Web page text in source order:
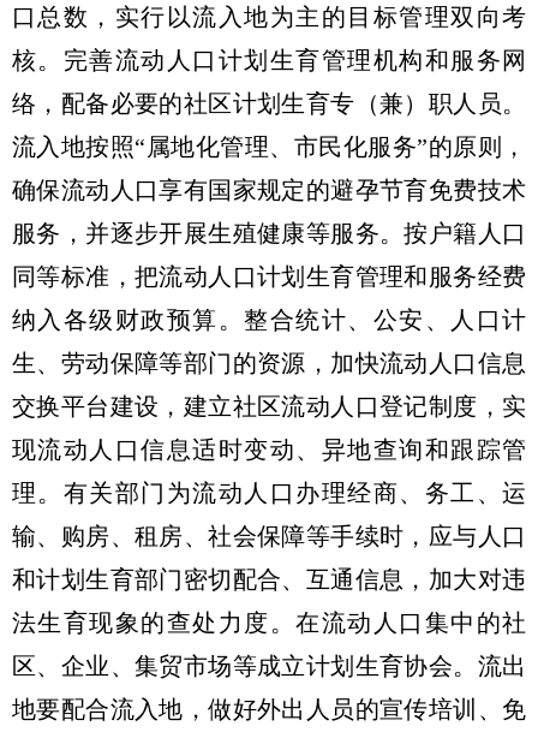
口总数，实行以流入地为主的目标管理双向考
核。完善流动人口计划生育管理机构和服务网
络，配备必要的社区计划生育专（兼）职人员。
流入地按照“属地化管理、市民化服务”的原则，
确保流动人口享有国家规定的避孕节育免费技术
服务，并逐步开展生殖健康等服务。按户籍人口
同等标准，把流动人口计划生育管理和服务经费
纳入各级财政预算。整合统计、公安、人口计
生、劳动保障等部门的资源，加快流动人口信息
交换平台建设，建立社区流动人口登记制度，实
现流动人口信息适时变动、异地查询和跟踪管
理。有关部门为流动人口办理经商、务工、运
输、购房、租房、社会保障等手续时，应与人口
和计划生育部门密切配合、互通信息，加大对违
法生育现象的查处力度。在流动人口集中的社
区、企业、集贸市场等成立计划生育协会。流出
地要配合流入地，做好外出人员的宣传培训、免